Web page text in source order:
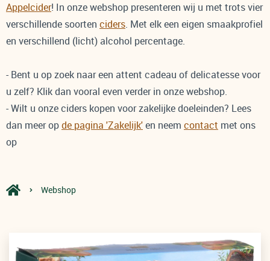
Appelcider! In onze webshop presenteren wij u met trots vier
verschillende soorten ciders. Met elk een eigen smaakprofiel
en verschillend (licht) alcohol percentage.
- Bent u op zoek naar een attent cadeau of delicatesse voor
u zelf? Klik dan vooral even verder in onze webshop.
- Wilt u onze ciders kopen voor zakelijke doeleinden? Lees
dan meer opde pagina 'Zakelijk'en neem contact met ons
op
Webshop